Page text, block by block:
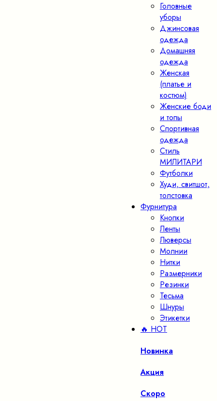
Головные
уборы
Джинсовая
одежда
Домашняя
одежда
Женская
(платье и
костюм)
Женские боди
и топы
Спортивная
одежда
Стиль
МИЛИТАРИ
Футболки
Худи, свитшот,
толстовка
Фурнитура
Кнопки
Ленты
Люверсы
Молнии
Нитки
Размерники
Резинки
Тесьма
Шнуры
Этикетки
🔥 HOT
Новинка
Акция
Скоро